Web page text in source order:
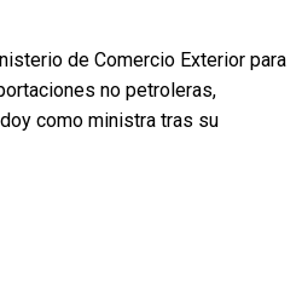
de Comercio Exterior para
no petroleras,
como ministra tras su